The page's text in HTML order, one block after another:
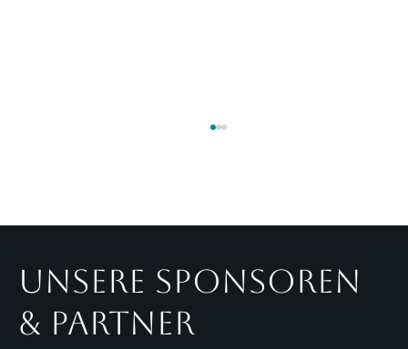
Unsere Sponsoren
& Partner
So sieht Tanner die Zukunft des